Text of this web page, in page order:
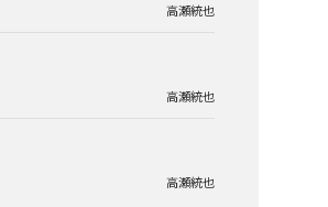
高瀬統也
高瀬統也
高瀬統也